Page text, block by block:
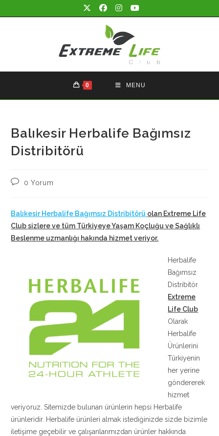
to
0 MENU
Balıkesir Herbalife Bağımsız
Distribitörü
Post0 Yorum
Balıkesir Herbalife Bağımsız Distribitörü olan Extreme Life
Club sizlere ve tüm Türkiyeye Yaşam Koçluğu ve Sağlıklı
Beslenme uzmanlığı hakında hizmet veriyor.
Herbalife
Bağımsız
Distribitör
Extreme
Life Club
Olarak
Herbalife
Ürünlerini
Türkiyenin
her yerine
göndererek
hizmet
veriyoruz. Sitemizde bulunan ürünlerin hepsi Herbalife
ürünleridir. Herbalife ürünleri almak istediğinizde sizde bizimle
iletişime geçebilir ve çalışanlarımızdan ürünler hakkında